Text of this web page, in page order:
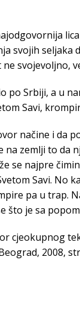
svojih seljaka
svojevoljno,
po Srbiji, a u
Savi,
načine i da
na zemlji to da
se najpre
Savi. No
pa u trap.
što je sa
cjeokupnog
2008,